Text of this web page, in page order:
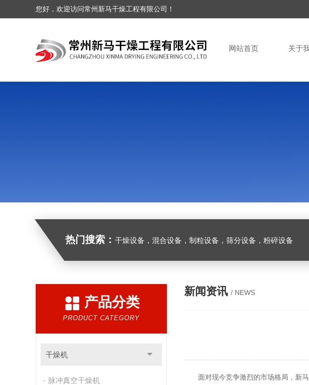
您好，欢迎访问常州新马干燥工程有限公司！
网站首页 关于
热门搜索： 干燥设备，混合设备，制粒设备，筛分设备，粉碎设备
产品分类
PRODUCT CATEGORY
干燥机
脉冲真空干燥机
新闻资讯 / NEWS
面对现今竞争激烈的市场格局，新马